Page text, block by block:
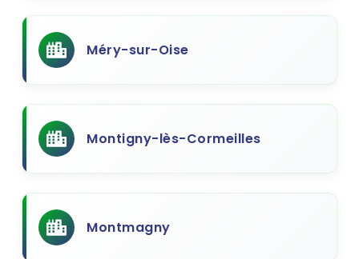
Méry-sur-Oise
Montigny-lès-Cormeilles
Montmagny